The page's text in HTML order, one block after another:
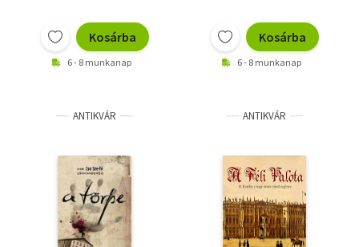
Kosárba
6 - 8 munkanap
Kosárba
6 - 8 munkanap
ANTIKVÁR ANTIKVÁR